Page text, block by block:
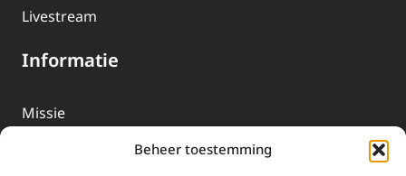
Beheer toestemming
Livestream
Informatie
Missie